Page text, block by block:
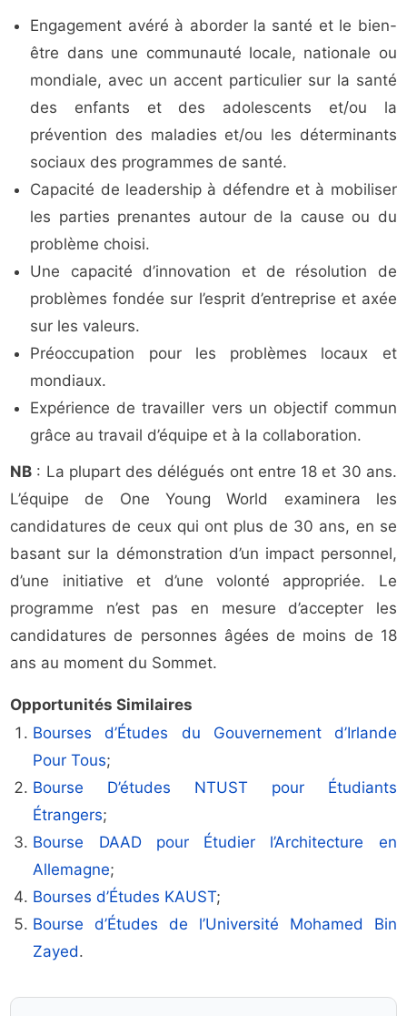
Engagement avéré à aborder la santé et le bien-
être dans une communauté locale, nationale ou
mondiale, avec un accent particulier sur la santé
des enfants et des adolescents et/ou la
prévention des maladies et/ou les déterminants
sociaux des programmes de santé.
Capacité de leadership à défendre et à mobiliser
les parties prenantes autour de la cause ou du
problème choisi.
Une capacité d’innovation et de résolution de
problèmes fondée sur l’esprit d’entreprise et axée
sur les valeurs.
Préoccupation pour les problèmes locaux et
mondiaux.
Expérience de travailler vers un objectif commun
grâce au travail d’équipe et à la collaboration.
NB : La plupart des délégués ont entre 18 et 30 ans.
L’équipe de One Young World examinera les
candidatures de ceux qui ont plus de 30 ans, en se
basant sur la démonstration d’un impact personnel,
d’une initiative et d’une volonté appropriée. Le
programme n’est pas en mesure d’accepter les
candidatures de personnes âgées de moins de 18
ans au moment du Sommet.
Opportunités Similaires
Bourses d’Études du Gouvernement d’Irlande
Pour Tous;
Bourse D’études NTUST pour Étudiants
Étrangers;
Bourse DAAD pour Étudier l’Architecture en
Allemagne;
Bourses d’Études KAUST;
Bourse d’Études de l’Université Mohamed Bin
Zayed.